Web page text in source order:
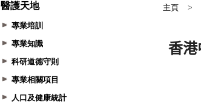
醫護天地
專業培訓
專業知識
科研道德守則
專業相關項目
人口及健康統計
主頁 >